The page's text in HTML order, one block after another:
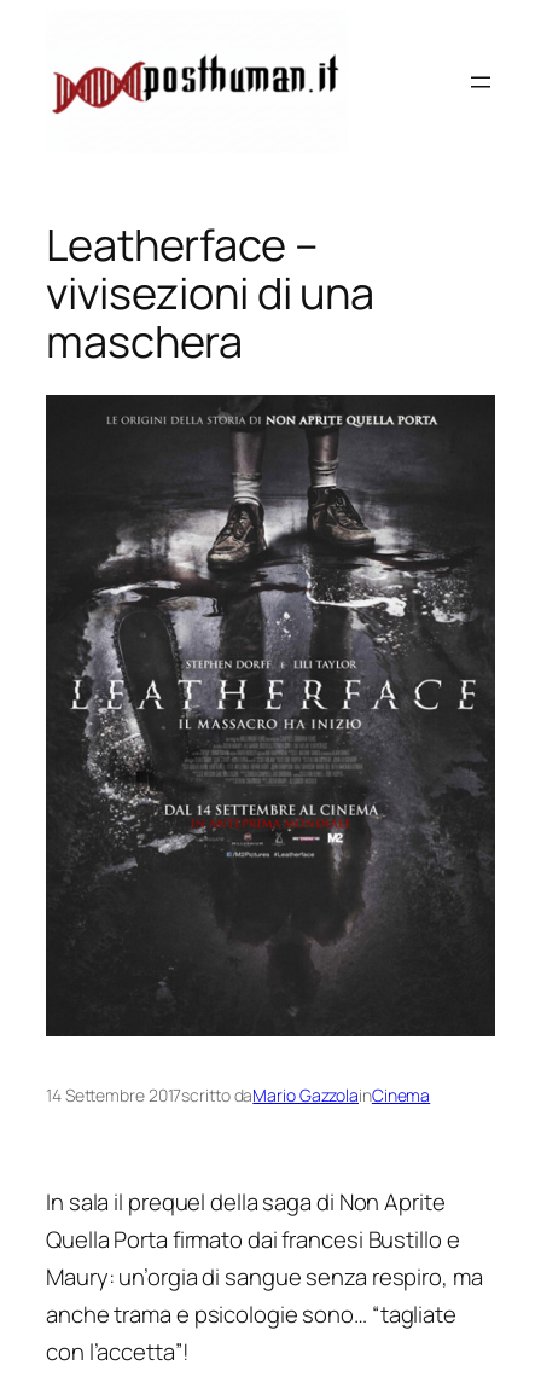
contenuto
Leatherface –
vivisezioni di una
maschera
14 Settembre 2017scritto daMario GazzolainCinema
In sala il prequel della saga di Non Aprite
Quella Porta firmato dai francesi Bustillo e
Maury: un’orgia di sangue senza respiro, ma
anche trama e psicologie sono… “tagliate
con l’accetta”!